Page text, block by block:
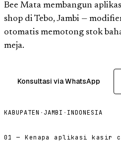
Bee Mata membangun
shop di Tebo, Jambi —
otomatis memotong stok
meja.
Konsultasi via WhatsApp
KABUPATEN · JAMBI · INDONESIA
01 — Kenapa aplikasi kasir